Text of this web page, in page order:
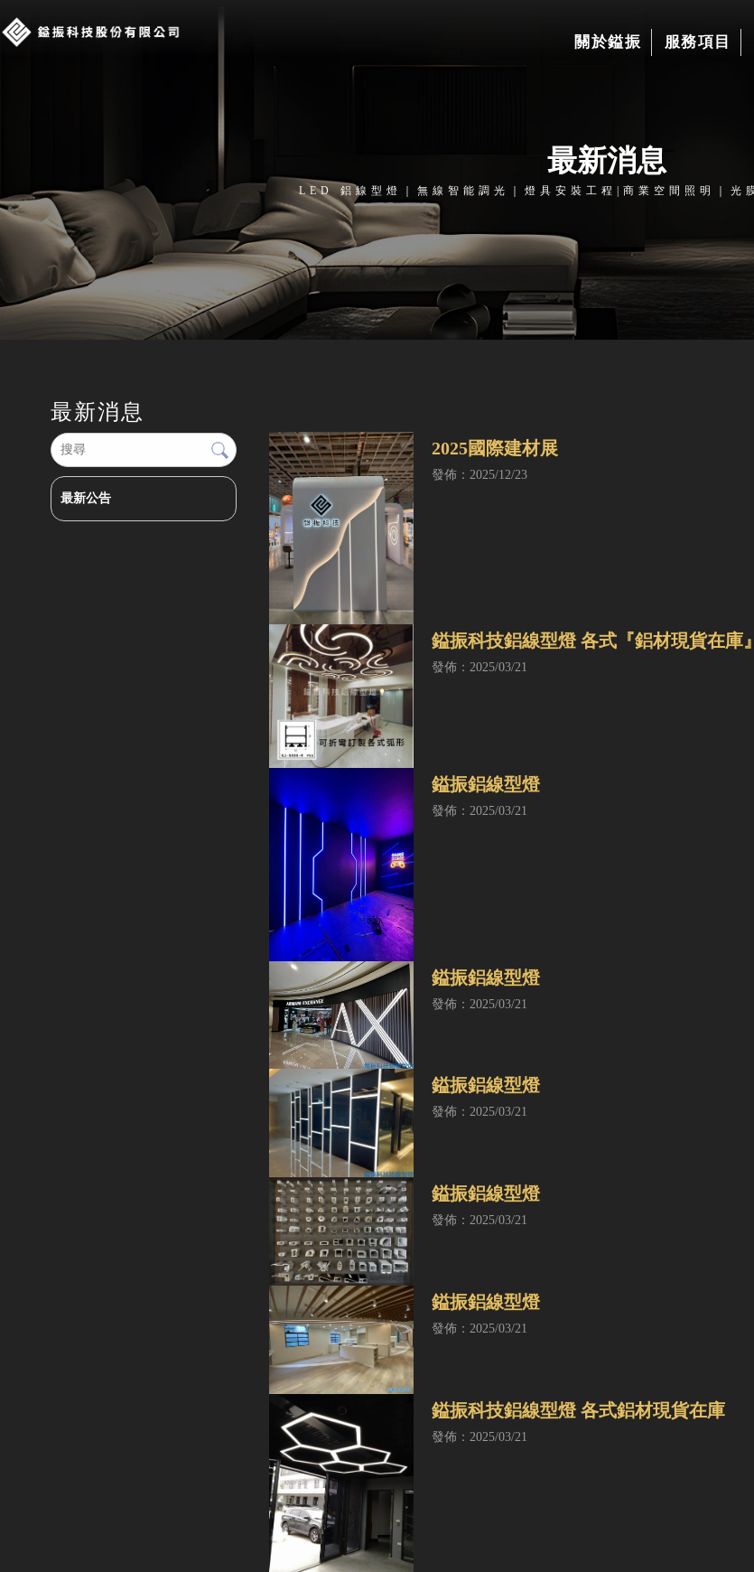
關於鎰振 服務項目
最新消息
最新消息
最新公告
2025國際建材展
發佈：2025/12/23
鎰振科技鋁線型燈 各式『鋁材現貨在庫』
發佈：2025/03/21
鎰振鋁線型燈
發佈：2025/03/21
鎰振鋁線型燈
發佈：2025/03/21
鎰振鋁線型燈
發佈：2025/03/21
鎰振鋁線型燈
發佈：2025/03/21
鎰振鋁線型燈
發佈：2025/03/21
鎰振科技鋁線型燈 各式鋁材現貨在庫
發佈：2025/03/21